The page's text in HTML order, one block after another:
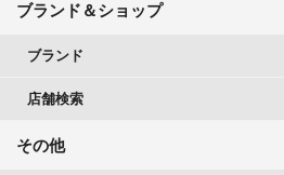
ブランド＆ショップ
ブランド
店舗検索
その他